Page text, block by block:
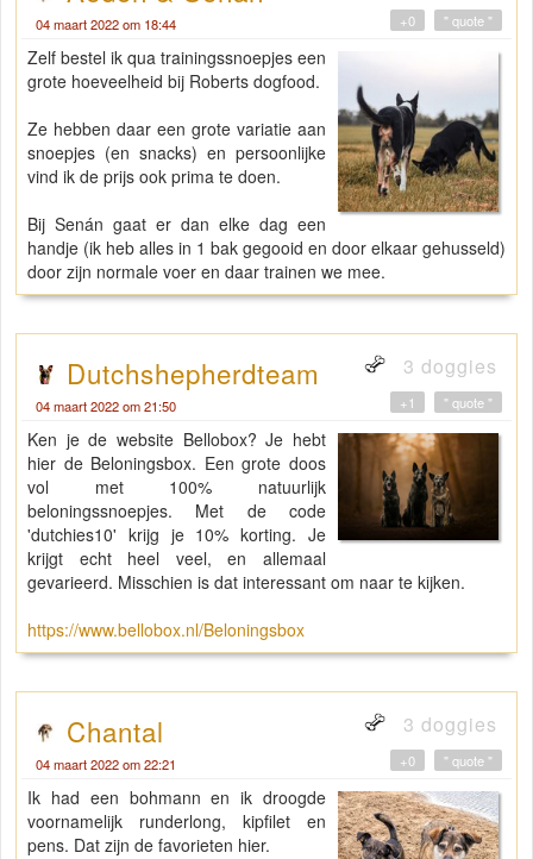
04 maart 2022 om 18:44 " quote "
+0
Zelf bestel ik qua trainingssnoepjes een
grote hoeveelheid bij Roberts dogfood.
Ze hebben daar een grote variatie aan
snoepjes (en snacks) en persoonlijke
vind ik de prijs ook prima te doen.
Bij Senán gaat er dan elke dag een
handje (ik heb alles in 1 bak gegooid en door elkaar gehusseld)
door zijn normale voer en daar trainen we mee.
Dutchshepherdteam 3 doggies
04 maart 2022 om 21:50 " quote "
+1
Ken je de website Bellobox? Je hebt
hier de Beloningsbox. Een grote doos
vol met 100% natuurlijk
beloningssnoepjes. Met de code
'dutchies10' krijg je 10% korting. Je
krijgt echt heel veel, en allemaal
gevarieerd. Misschien is dat interessant om naar te kijken.
https://www.bellobox.nl/Beloningsbox
Chantal 3 doggies
04 maart 2022 om 22:21 " quote "
+0
Ik had een bohmann en ik droogde
voornamelijk runderlong, kipfilet en
pens. Dat zijn de favorieten hier.